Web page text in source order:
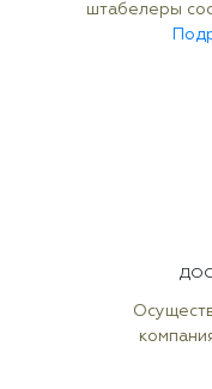
штабелеры